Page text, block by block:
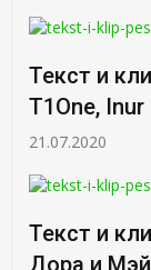
Текст и
T1One, Inur
21.07.2020
Текст и
Дора и